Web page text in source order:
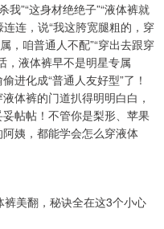
我”“这身材绝绝子”“液体裤就
连，说“我这胯宽腿粗的，穿
，咱普通人不配”“穿出去跟穿
，液体裤早不是明星专属
进化成“普通人友好型”了！
体裤的门道扒得明明白白，
帖帖！不管你是梨形、苹果
姨，都能学会怎么穿液体
美翻，秘诀全在这3个小心